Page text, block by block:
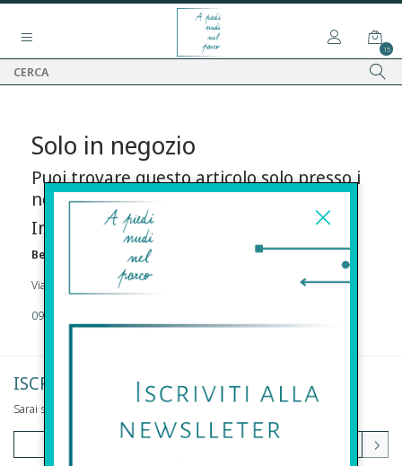
15
Solo in negozio
Puoi trovare questo articolo solo presso i
nostri punti vendita:
Info contatti
Before s.r.l.s.
Via Della Maestranza , 23 96100 Siracusa
09311962373
ISCRIVITI ALLA NEWSLETTER
Sarai sempre aggiornato su offerte e promozioni.